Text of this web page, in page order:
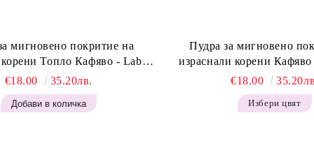
мигновено покритие на
корени Топло Кафяво - Labor
Powder - Warm Brown
H643
€18.00 35.20лв.
Пудра за мигновено
израснали корени
Instant Retouch Powder -
€18.00
Избери цвят